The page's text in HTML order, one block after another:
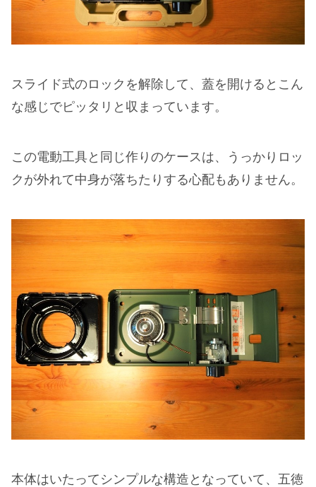
スライド式のロックを解除して、蓋を開けるとこん
な感じでピッタリと収まっています。
この電動工具と同じ作りのケースは、うっかりロッ
クが外れて中身が落ちたりする心配もありません。
本体はいたってシンプルな構造となっていて、五徳